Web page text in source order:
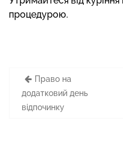
процедурою.
Навігація
записів
Право на
додатковий день
відпочинку